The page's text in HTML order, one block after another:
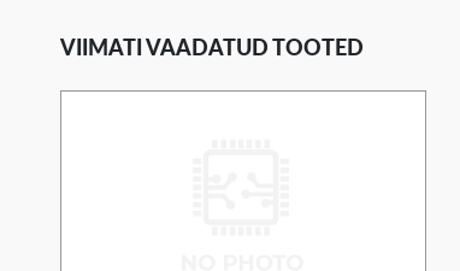
VIIMATI VAADATUD TOOTED